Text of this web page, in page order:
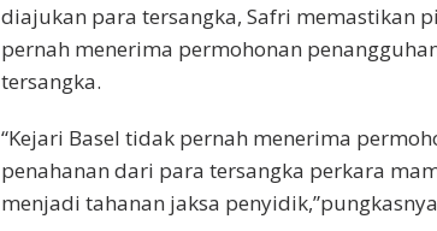
diajukan para tersangka, Safri memastikan
pernah menerima permohonan
tersangka.
“Kejari Basel tidak pernah menerima
penahanan dari para tersangka perkara
menjadi tahanan jaksa penyidik,”pungkasnya